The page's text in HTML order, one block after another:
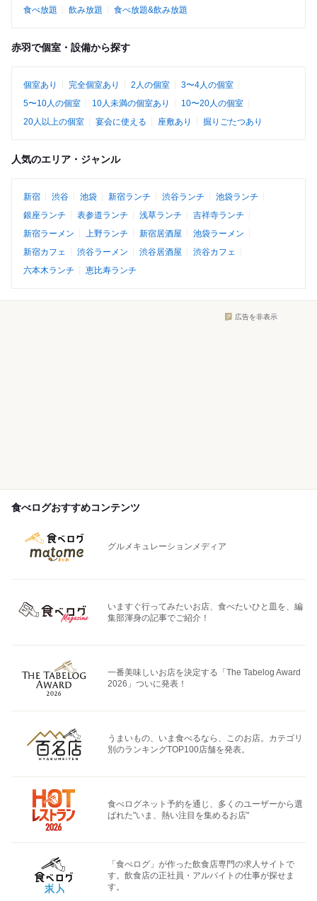
食べ放題
飲み放題 食べ放題&飲み放題
赤羽で個室・設備から探す
個室あり 完全個室あり 2人の個室
3〜4人の個室
5〜10人の個室
10人未満の個室あり
10〜20人の個室
20人以上の個室
宴会に使える 座敷あり 掘りごたつあり
人気のエリア・ジャンル
新宿 渋谷 池袋 新宿ランチ 渋谷ランチ
池袋ランチ
銀座ランチ
表参道ランチ 浅草ランチ
吉祥寺ランチ
新宿ラーメン
上野ランチ 新宿居酒屋
池袋ラーメン
新宿カフェ
渋谷ラーメン 渋谷居酒屋
渋谷カフェ
六本木ランチ
恵比寿ランチ
広告を非表示
食べログおすすめコンテンツ
グルメキュレーションメディア
いますぐ行ってみたいお店、食べたいひと皿を、編
集部渾身の記事でご紹介！
一番美味しいお店を決定する「The Tabelog Award
2026」ついに発表！
うまいもの、いま食べるなら、このお店。カテゴリ
別のランキングTOP100店舗を発表。
食べログネット予約を通じ、多くのユーザーから選
ばれた"いま、熱い注目を集めるお店"
「食べログ」が作った飲食店専門の求人サイトで
す。飲食店の正社員・アルバイトの仕事が探せま
す。